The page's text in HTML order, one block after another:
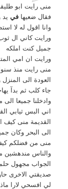
منى رايت ابو
فقال ضعيهافي
وانا اقول له لا
ورايت كاني ال
جميل كنت املكه
ورايت ان امي
منى رايت منذ
العودة الى المنزل
جاء كلب ثم بدآ
وادخلنا جميعا
اني البس ثيابي
القديمة منى
الى البحر وكان
منى من فضلكم
والناس مندهشين
الجواب مجهول
صديقتي الاخرى
لي افسحي لارا